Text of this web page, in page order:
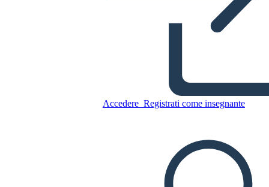
Accedere Registrati come insegnante
הנשיאות של רונלד רייגן -
הבחירות של 1980
Copia questo Storyboard
CREARE UNO STORYBOARD